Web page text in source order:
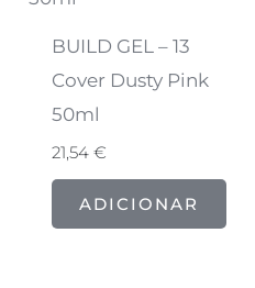
BUILD GEL – 13
Cover Dusty Pink
50ml
21,54 €
ADICIONAR